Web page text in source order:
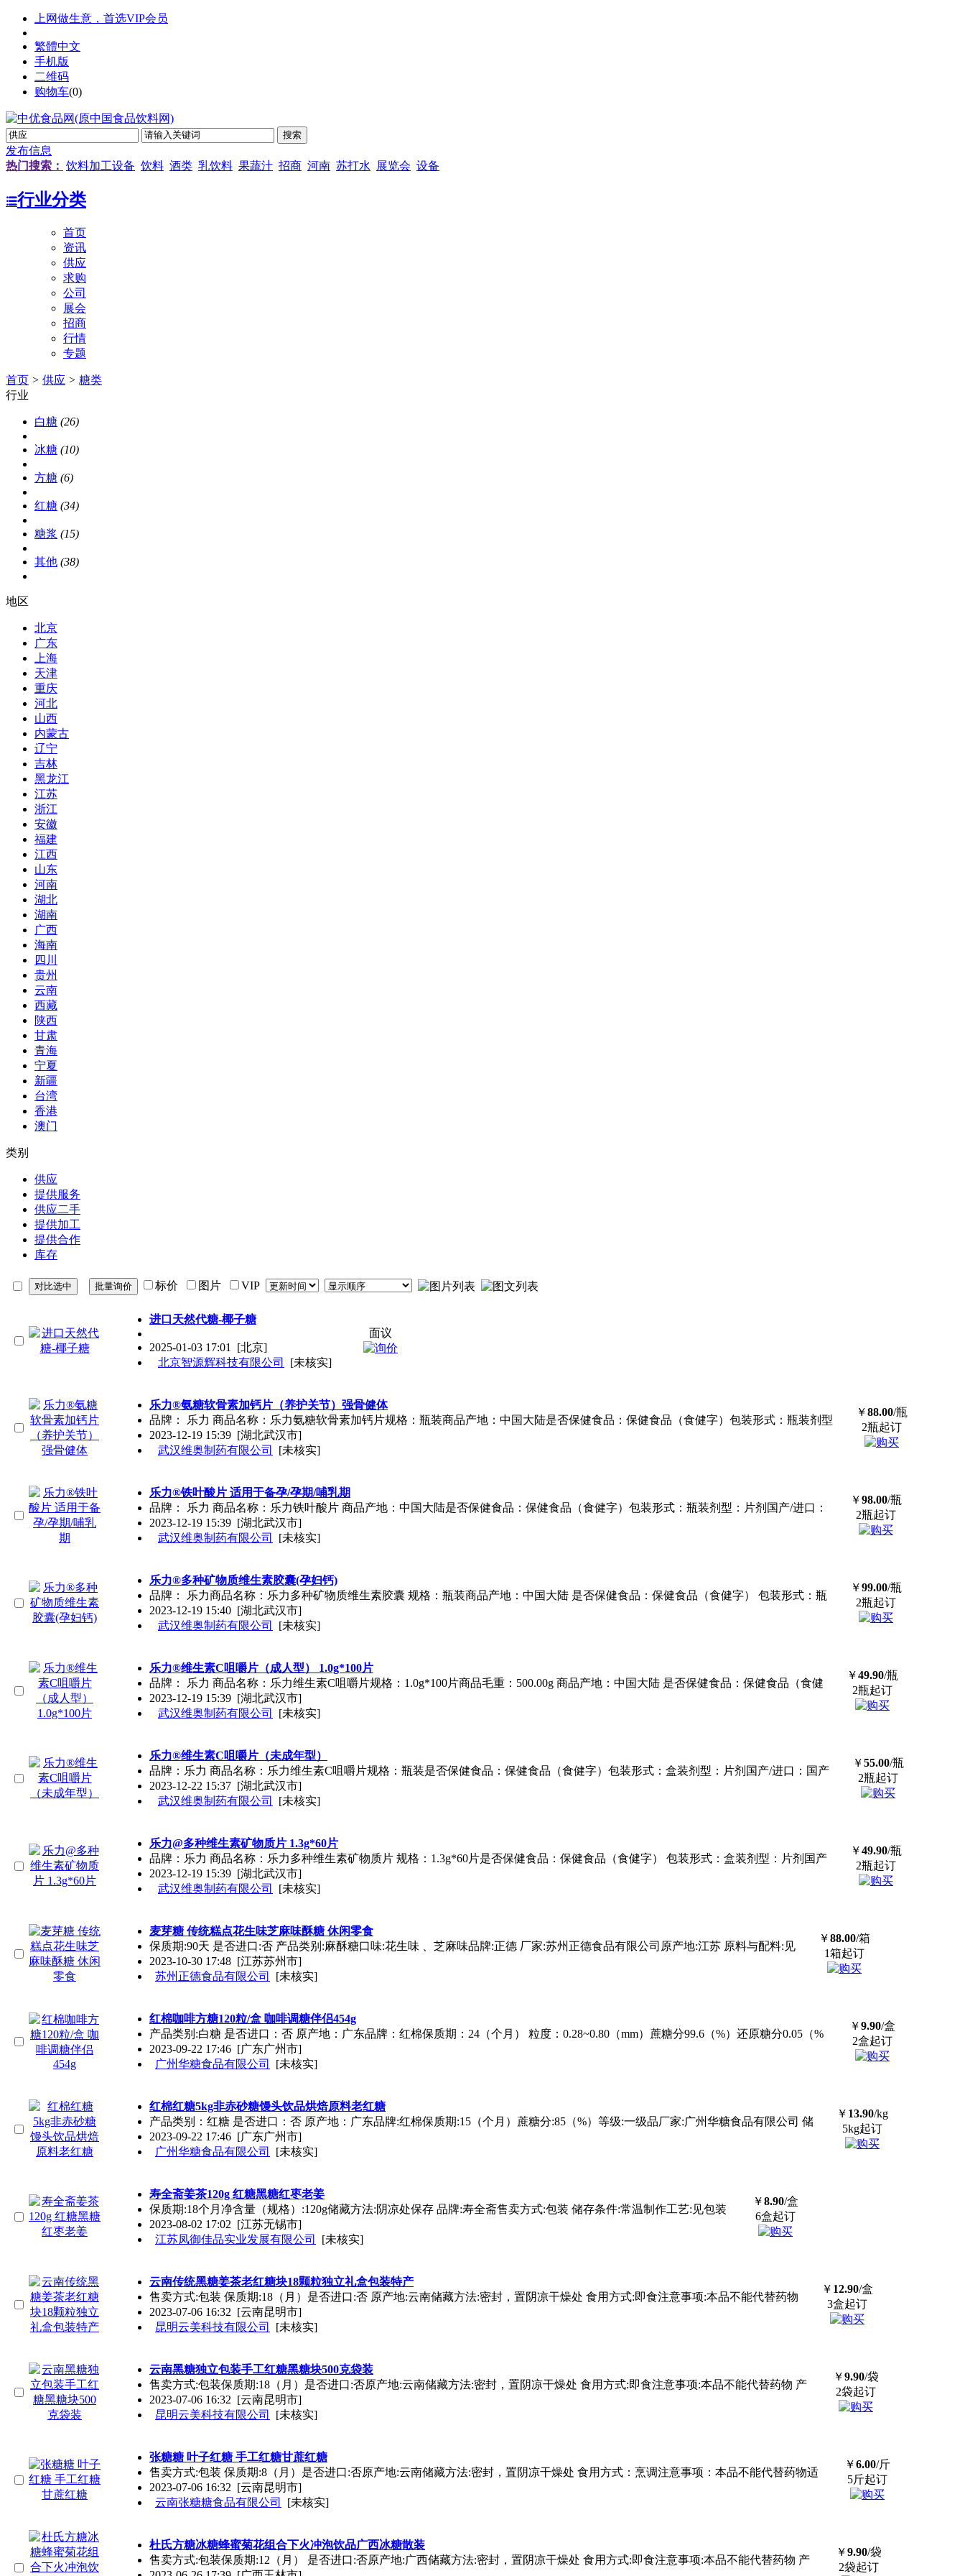
上网做生意，首选VIP会员
繁體中文
手机版
二维码
购物车(0)
发布信息
热门搜索： 饮料加工设备 饮料 酒类 乳饮料 果蔬汁 招商 河南 苏打水 展览会 设备
行业分类
首页
资讯
供应
求购
公司
展会
招商
行情
专题
首页 > 供应 > 糖类
行业
白糖 (26)
冰糖 (10)
方糖 (6)
红糖 (34)
糖浆 (15)
其他 (38)
地区
北京
广东
上海
天津
重庆
河北
山西
内蒙古
辽宁
吉林
黑龙江
江苏
浙江
安徽
福建
江西
山东
河南
湖北
湖南
广西
海南
四川
贵州
云南
西藏
陕西
甘肃
青海
宁夏
新疆
台湾
香港
澳门
类别
供应
提供服务
供应二手
提供加工
提供合作
库存
标价 图片 VIP
进口天然代糖-椰子糖
2025-01-03 17:01 [北京]
北京智源辉科技有限公司
[未核实]
面议
乐力®氨糖软骨素加钙片（养护关节）强骨健体
品牌： 乐力 商品名称：乐力氨糖软骨素加钙片规格：瓶装商品产地：中国大陆是否保健食品：保健食品（食健字）包装形式：瓶装剂型
2023-12-19 15:39 [湖北武汉市]
武汉维奥制药有限公司
[未核实]
￥88.00/瓶
2瓶起订
乐力®铁叶酸片 适用于备孕/孕期/哺乳期
品牌： 乐力 商品名称：乐力铁叶酸片 商品产地：中国大陆是否保健食品：保健食品（食健字）包装形式：瓶装剂型：片剂国产/进口：
2023-12-19 15:39 [湖北武汉市]
武汉维奥制药有限公司
[未核实]
￥98.00/瓶
2瓶起订
乐力®多种矿物质维生素胶囊(孕妇钙)
品牌： 乐力商品名称：乐力多种矿物质维生素胶囊 规格：瓶装商品产地：中国大陆 是否保健食品：保健食品（食健字） 包装形式：瓶
2023-12-19 15:40 [湖北武汉市]
武汉维奥制药有限公司
[未核实]
￥99.00/瓶
2瓶起订
乐力®维生素C咀嚼片（成人型） 1.0g*100片
品牌： 乐力 商品名称：乐力维生素C咀嚼片规格：1.0g*100片商品毛重：500.00g 商品产地：中国大陆 是否保健食品：保健食品（食健
2023-12-19 15:39 [湖北武汉市]
武汉维奥制药有限公司
[未核实]
￥49.90/瓶
2瓶起订
乐力®维生素C咀嚼片（未成年型）
品牌：乐力 商品名称：乐力维生素C咀嚼片规格：瓶装是否保健食品：保健食品（食健字）包装形式：盒装剂型：片剂国产/进口：国产
2023-12-22 15:37 [湖北武汉市]
武汉维奥制药有限公司
[未核实]
￥55.00/瓶
2瓶起订
乐力@多种维生素矿物质片 1.3g*60片
品牌：乐力 商品名称：乐力多种维生素矿物质片 规格：1.3g*60片是否保健食品：保健食品（食健字） 包装形式：盒装剂型：片剂国产
2023-12-19 15:39 [湖北武汉市]
武汉维奥制药有限公司
[未核实]
￥49.90/瓶
2瓶起订
麦芽糖 传统糕点花生味芝麻味酥糖 休闲零食
保质期:90天 是否进口:否 产品类别:麻酥糖口味:花生味 、芝麻味品牌:正德 厂家:苏州正德食品有限公司原产地:江苏 原料与配料:见
2023-10-30 17:48 [江苏苏州市]
苏州正德食品有限公司
[未核实]
￥88.00/箱
1箱起订
红棉咖啡方糖120粒/盒 咖啡调糖伴侣454g
产品类别:白糖 是否进口：否 原产地：广东品牌：红棉保质期：24（个月） 粒度：0.28~0.80（mm）蔗糖分99.6（%）还原糖分0.05（%
2023-09-22 17:46 [广东广州市]
广州华糖食品有限公司
[未核实]
￥9.90/盒
2盒起订
红棉红糖5kg非赤砂糖馒头饮品烘焙原料老红糖
产品类别：红糖 是否进口：否 原产地：广东品牌:红棉保质期:15（个月）蔗糖分:85（%）等级:一级品厂家:广州华糖食品有限公司 储
2023-09-22 17:46 [广东广州市]
广州华糖食品有限公司
[未核实]
￥ 13.90/kg
5kg起订
寿全斋姜茶120g 红糖黑糖红枣老姜
保质期:18个月净含量（规格）:120g储藏方法:阴凉处保存 品牌:寿全斋售卖方式:包装 储存条件:常温制作工艺:见包装
2023-08-02 17:02 [江苏无锡市]
江苏凤御佳品实业发展有限公司
[未核实]
￥8.90/盒
6盒起订
云南传统黑糖姜茶老红糖块18颗粒独立礼盒包装特产
售卖方式:包装 保质期:18（月）是否进口:否 原产地:云南储藏方法:密封，置阴凉干燥处 食用方式:即食注意事项:本品不能代替药物
2023-07-06 16:32 [云南昆明市]
昆明云美科技有限公司
[未核实]
￥ 12.90/盒
3盒起订
云南黑糖独立包装手工红糖黑糖块500克袋装
售卖方式:包装保质期:18（月）是否进口:否原产地:云南储藏方法:密封，置阴凉干燥处 食用方式:即食注意事项:本品不能代替药物 产
2023-07-06 16:32 [云南昆明市]
昆明云美科技有限公司
[未核实]
￥9.90/袋
2袋起订
张糖糖 叶子红糖 手工红糖甘蔗红糖
售卖方式:包装 保质期:8（月）是否进口:否原产地:云南储藏方法:密封，置阴凉干燥处 食用方式：烹调注意事项：本品不能代替药物适
2023-07-06 16:32 [云南昆明市]
云南张糖糖食品有限公司
[未核实]
￥6.00/斤
5斤起订
杜氏方糖冰糖蜂蜜菊花组合下火冲泡饮品广西冰糖散装
售卖方式:包装保质期:12（月） 是否进口:否原产地:广西储藏方法:密封，置阴凉干燥处 食用方式:即食注意事项:本品不能代替药物 产
￥9.90/袋
2袋起订